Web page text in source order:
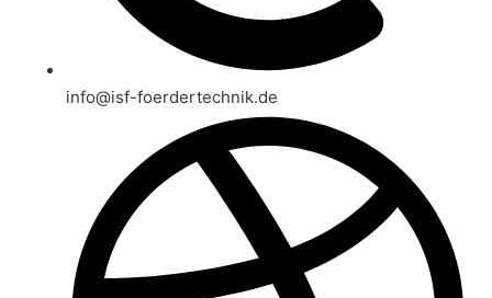
info@isf-foerdertechnik.de